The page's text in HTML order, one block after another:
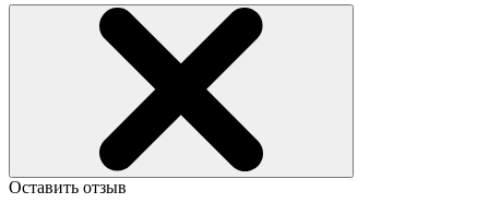
Оставить отзыв